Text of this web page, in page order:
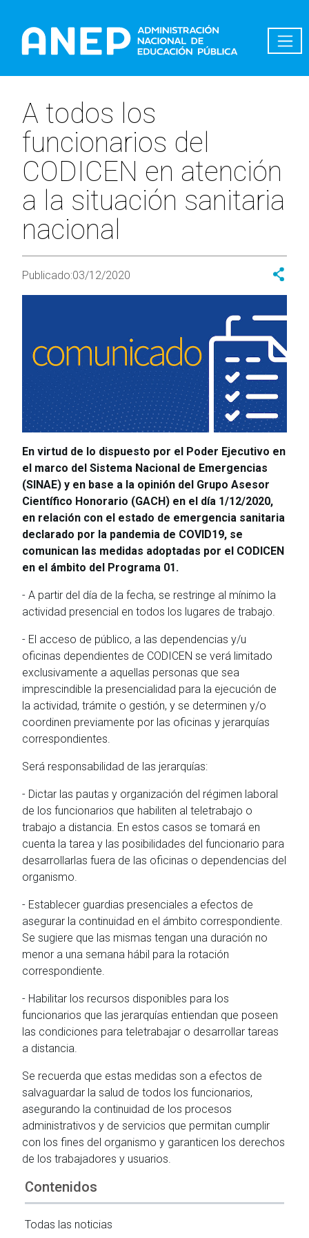
A todos los
funcionarios del
CODICEN en atención
a la situación sanitaria
nacional
Publicado:03/12/2020
En virtud de lo dispuesto por el Poder Ejecutivo en
el marco del Sistema Nacional de Emergencias
(SINAE) y en base a la opinión del Grupo Asesor
Científico Honorario (GACH) en el día 1/12/2020,
en relación con el estado de emergencia sanitaria
declarado por la pandemia de COVID19, se
comunican las medidas adoptadas por el CODICEN
en el ámbito del Programa 01.
- A partir del día de la fecha, se restringe al mínimo la
actividad presencial en todos los lugares de trabajo.
- El acceso de público, a las dependencias y/u
oficinas dependientes de CODICEN se verá limitado
exclusivamente a aquellas personas que sea
imprescindible la presencialidad para la ejecución de
la actividad, trámite o gestión, y se determinen y/o
coordinen previamente por las oficinas y jerarquías
correspondientes.
Será responsabilidad de las jerarquías:
- Dictar las pautas y organización del régimen laboral
de los funcionarios que habiliten al teletrabajo o
trabajo a distancia. En estos casos se tomará en
cuenta la tarea y las posibilidades del funcionario para
desarrollarlas fuera de las oficinas o dependencias del
organismo.
- Establecer guardias presenciales a efectos de
asegurar la continuidad en el ámbito correspondiente.
Se sugiere que las mismas tengan una duración no
menor a una semana hábil para la rotación
correspondiente.
- Habilitar los recursos disponibles para los
funcionarios que las jerarquías entiendan que poseen
las condiciones para teletrabajar o desarrollar tareas
a distancia.
Se recuerda que estas medidas son a efectos de
salvaguardar la salud de todos los funcionarios,
asegurando la continuidad de los procesos
administrativos y de servicios que permitan cumplir
con los fines del organismo y garanticen los derechos
de los trabajadores y usuarios.
Contenidos
Todas las noticias